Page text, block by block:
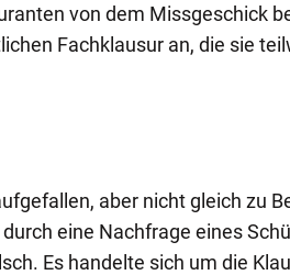
von dem Missgeschick
Fachklausur an, die sie
aber nicht gleich zu
eine Nachfrage eines
Es handelte sich um die